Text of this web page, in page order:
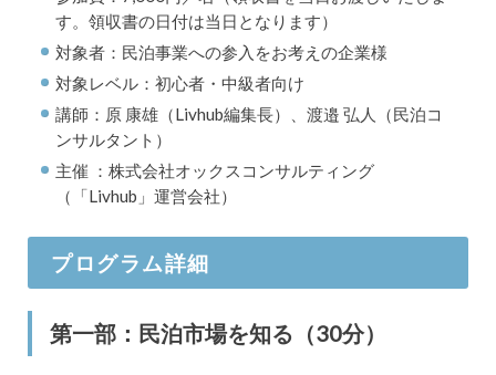
す。領収書の日付は当日となります）
対象者：民泊事業への参入をお考えの企業様
対象レベル：初心者・中級者向け
講師：原 康雄（Livhub編集長）、渡邉 弘人（民泊コ
ンサルタント）
主催 ：株式会社オックスコンサルティング
（「Livhub」運営会社）
プログラム詳細
第一部：民泊市場を知る（30分）